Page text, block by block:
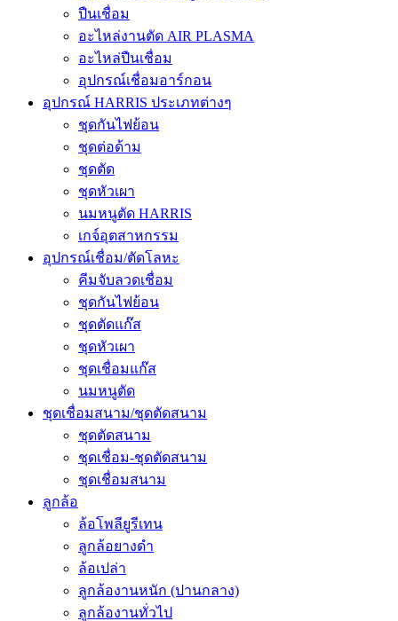
ปืนเชื่อม
อะไหล่งานตัด AIR PLASMA
อะไหล่ปืนเชื่อม
อุปกรณ์เชื่อมอาร์กอน
อุปกรณ์ HARRIS ประเภทต่างๆ
ชุดกันไฟย้อน
ชุดต่อด้าม
ชุดตัด
ชุดหัวเผา
นมหนูตัด HARRIS
เกจ์อุตสาหกรรม
อุปกรณ์เชื่อม/ตัดโลหะ
คีมจับลวดเชื่อม
ชุดกันไฟย้อน
ชุดตัดแก๊ส
ชุดหัวเผา
ชุดเชื่อมแก๊ส
นมหนูตัด
ชุดเชื่อมสนาม/ชุดตัดสนาม
ชุดตัดสนาม
ชุดเชื่อม-ชุดตัดสนาม
ชุดเชื่อมสนาม
ลูกล้อ
ล้อโพลียูรีเทน
ลูกล้อยางดำ
ล้อเปล่า
ลูกล้องานหนัก (ปานกลาง)
ลูกล้องานทั่วไป